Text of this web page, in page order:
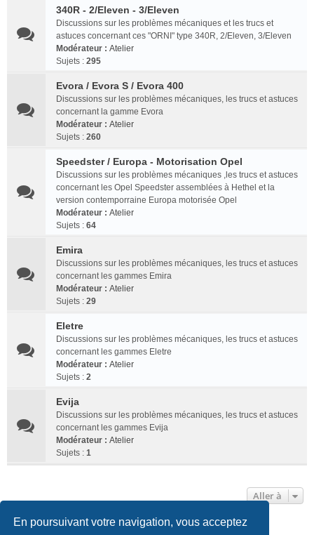
En poursuivant votre navigation, vous acceptez
340R - 2/Eleven - 3/Eleven
Discussions sur les problèmes mécaniques et les trucs et
astuces concernant ces "ORNI" type 340R, 2/Eleven, 3/Eleven
Modérateur : Atelier
Sujets : 295
Evora / Evora S / Evora 400
Discussions sur les problèmes mécaniques, les trucs et astuces
concernant la gamme Evora
Modérateur : Atelier
Sujets : 260
Speedster / Europa - Motorisation Opel
Discussions sur les problèmes mécaniques ,les trucs et astuces
concernant les Opel Speedster assemblées à Hethel et la
version contemporraine Europa motorisée Opel
Modérateur : Atelier
Sujets : 64
Emira
Discussions sur les problèmes mécaniques, les trucs et astuces
concernant les gammes Emira
Modérateur : Atelier
Sujets : 29
Eletre
Discussions sur les problèmes mécaniques, les trucs et astuces
concernant les gammes Eletre
Modérateur : Atelier
Sujets : 2
Evija
Discussions sur les problèmes mécaniques, les trucs et astuces
concernant les gammes Evija
Modérateur : Atelier
Sujets : 1
Aller à